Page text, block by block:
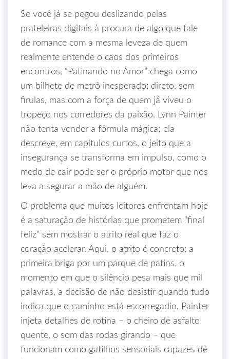
Se você já se pegou deslizando pelas
prateleiras digitais à procura de algo que fale
de romance com a mesma leveza de quem
realmente entende o caos dos primeiros
encontros, “Patinando no Amor” chega como
um bilhete de metrô inesperado: direto, sem
firulas, mas com a força de quem já viveu o
tropeço nos corredores da paixão. Lynn Painter
não tenta vender a fórmula mágica; ela
descreve, em capítulos curtos, o jeito que a
insegurança se transforma em impulso, como o
medo de cair pode ser o próprio motor que nos
leva a segurar a mão de alguém.
O problema que muitos leitores enfrentam hoje
é a saturação de histórias que prometem “final
feliz” sem mostrar o atrito real que faz o
coração acelerar. Aqui, o atrito é concreto: a
primeira briga por um parque de patins, o
momento em que o silêncio pesa mais que mil
palavras, a decisão de não desistir quando tudo
indica que o caminho está escorregadio. Painter
injeta detalhes de rotina – o cheiro de asfalto
quente, o som das rodas girando – que
funcionam como gatilhos sensoriais capazes de